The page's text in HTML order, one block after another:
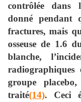
contrôlée dans
donné pendant
fractures, mais
osseuse de 1.6
blanche,
groupe
traité(14). Ceci